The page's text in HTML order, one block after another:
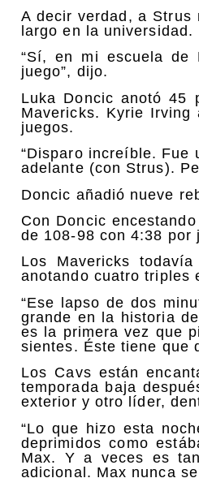
A decir verdad, a Strus
largo en la universidad.
“Sí, en mi escuela de
juego”, dijo.
Luka Doncic anotó 45
Mavericks. Kyrie
juegos.
“Disparo increíble. Fue
adelante (con Strus).
Doncic añadió nueve
Con Doncic
de 108-98 con 4:38 por
Los Mavericks
anotando cuatro triples
“Ese lapso de dos
grande en la historia
es la primera vez que
sientes. Éste tiene que
Los Cavs están
temporada baja
exterior y otro líder,
“Lo que hizo esta
deprimidos como
Max. Y a veces es
adicional. Max nunca